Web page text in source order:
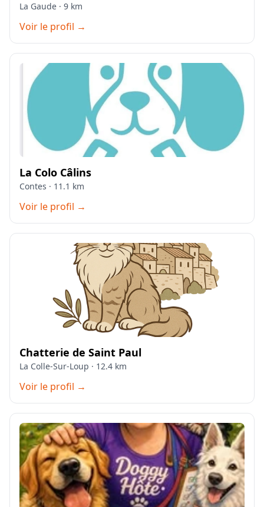
La Gaude · 9 km
Voir le profil →
La Colo Câlins
Contes · 11.1 km
Voir le profil →
Chatterie de Saint Paul
La Colle-Sur-Loup · 12.4 km
Voir le profil →